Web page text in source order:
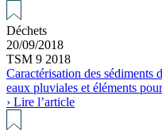
Déchets
20/09/2018
TSM 9 2018
Caractérisation des sédiments
eaux pluviales et éléments
› Lire l’article